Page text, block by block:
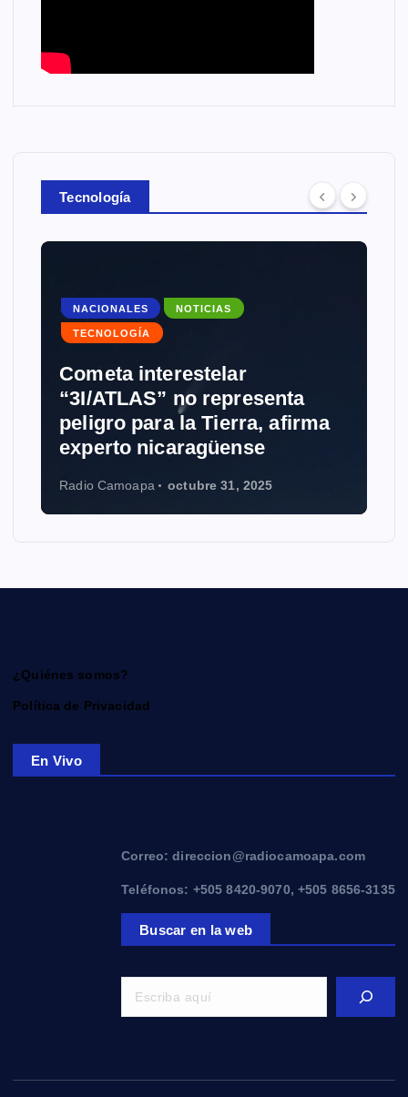
Tecnología
NACIONALES NOTICIAS
TECNOLOGÍA
Cometa interestelar
“3I/ATLAS” no representa
peligro para la Tierra, afirma
experto nicaragüense
Radio Camoapa octubre 31, 2025
¿Quiénes somos?
Política de Privacidad
En Vivo
Correo: direccion@radiocamoapa.com
Teléfonos: +505 8420-9070, +505 8656-3135
Buscar en la web